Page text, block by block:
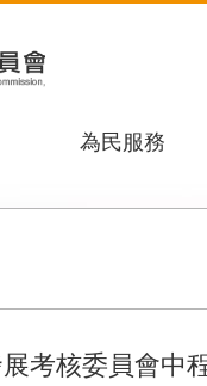
為民服務
考核委員會中